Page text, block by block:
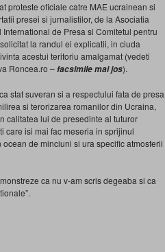
proteste oficiale catre MAE ucrainean si
presei si jurnalistilor, de la Asociatia
de Presa si Comitetul pentru
la randul ei explicatii, in ciuda
acestui teritoriu amalgamat (vedeti
Roncea.ro –facsimile mai jos).
stat suveran si a respectului fata de presa
si terorizarea romanilor din Ucraina,
calitatea lui de presedinte al tuturor
care isi mai fac meseria in sprijinul
de minciuni si ura specific atmosferii
ca nu v-am scris degeaba si ca